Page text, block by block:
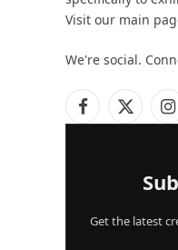
Visit our main
We're social.
Facebook
X
Get the latest